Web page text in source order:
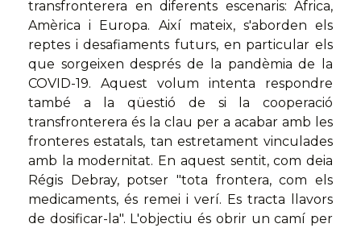
transfronterera en diferents escenaris: Àfrica,
Amèrica i Europa. Així mateix, s'aborden els
reptes i desafiaments futurs, en particular els
que sorgeixen després de la pandèmia de la
COVID-19. Aquest volum intenta respondre
també a la qüestió de si la cooperació
transfronterera és la clau per a acabar amb les
fronteres estatals, tan estretament vinculades
amb la modernitat. En aquest sentit, com deia
Régis Debray, potser "tota frontera, com els
medicaments, és remei i verí. Es tracta llavors
de dosificar-la". L'objectiu és obrir un camí per